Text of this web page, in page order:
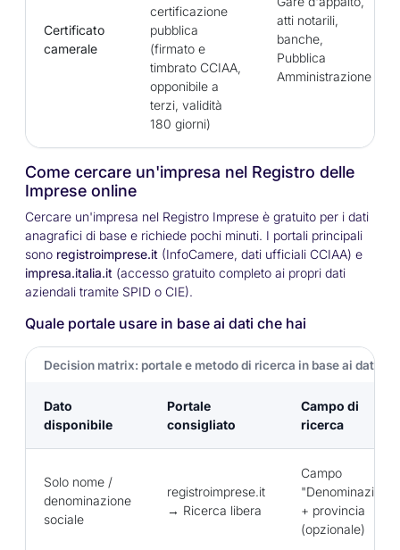
Certificato
camerale
certificazione
pubblica
(firmato e
timbrato CCIAA,
opponibile a
terzi, validità
180 giorni)
atti notarili,
banche,
Pubblica
Amministrazione
Come cercare un'impresa nel Registro delle
Imprese online
Cercare un'impresa nel Registro Imprese è gratuito per i dati
anagrafici di base e richiede pochi minuti. I portali principali
sono registroimprese.it (InfoCamere, dati ufficiali CCIAA) e
impresa.italia.it (accesso gratuito completo ai propri dati
aziendali tramite SPID o CIE).
Quale portale usare in base ai dati che hai
Decision matrix: portale e metodo di ricerca in base ai dati
Dato
disponibile
Portale
consigliato
Campo di
ricerca
Solo nome /
denominazione
sociale
registroimprese.it
→ Ricerca libera
Campo
"Denominazione"
+ provincia
(opzionale)